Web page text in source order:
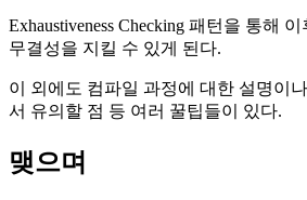
Exhaustiveness Checking 패턴을 통해
무결성을 지킬 수 있게 된다.
이 외에도 컴파일 과정에 대한 설명이
서 유의할 점 등 여러 꿀팁들이 있다.
맺으며